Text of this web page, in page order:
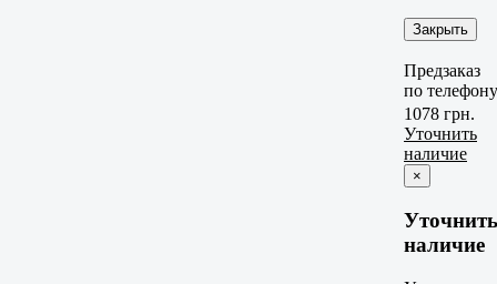
Закрыть
Предзаказ
по телефону
1078 грн.
Уточнить
наличие
×
Уточнить
наличие